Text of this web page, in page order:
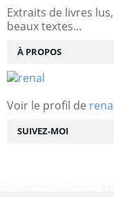
SUIVEZ-MOI
Extraits de livres
beaux textes...
À PROPOS
Voir le profil de